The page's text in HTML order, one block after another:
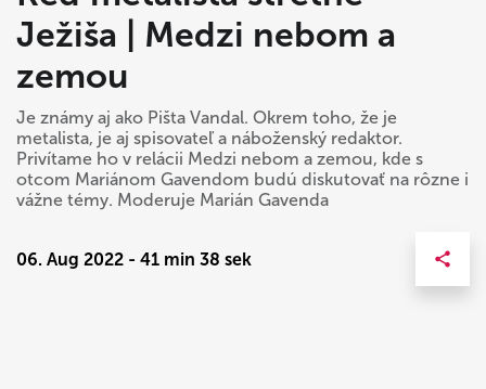
Ježiša | Medzi nebom a
zemou
Je známy aj ako Pišta Vandal. Okrem toho, že je
metalista, je aj spisovateľ a náboženský redaktor.
Privítame ho v relácii Medzi nebom a zemou, kde s
otcom Mariánom Gavendom budú diskutovať na rôzne i
vážne témy. Moderuje Marián Gavenda
06. Aug 2022 - 41 min 38 sek